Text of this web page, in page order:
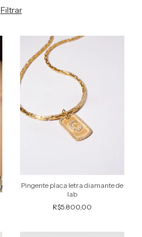
Filtrar
Pingente placa letra diamante de
lab
R$5.800,00